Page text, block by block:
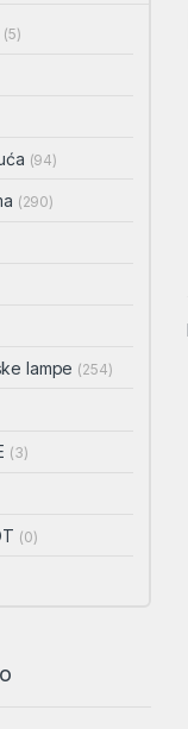
(5)
(94)
(290)
lampe (254)
(3)
(0)